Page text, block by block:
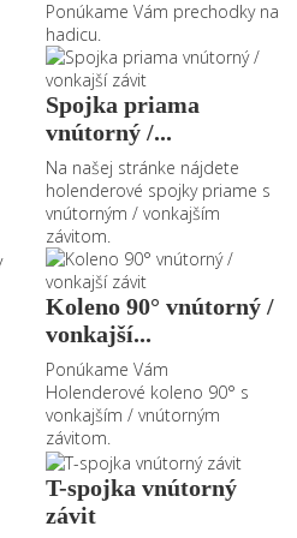
Ponúkame Vám prechodky na
hadicu.
Spojka priama
vnútorný /...
Na našej stránke nájdete
holenderové spojky priame s
vnútorným / vonkajším
závitom.
Koleno 90° vnútorný /
vonkajší...
Ponúkame Vám
Holenderové koleno 90° s
vonkajším / vnútorným
závitom.
T-spojka vnútorný
závit